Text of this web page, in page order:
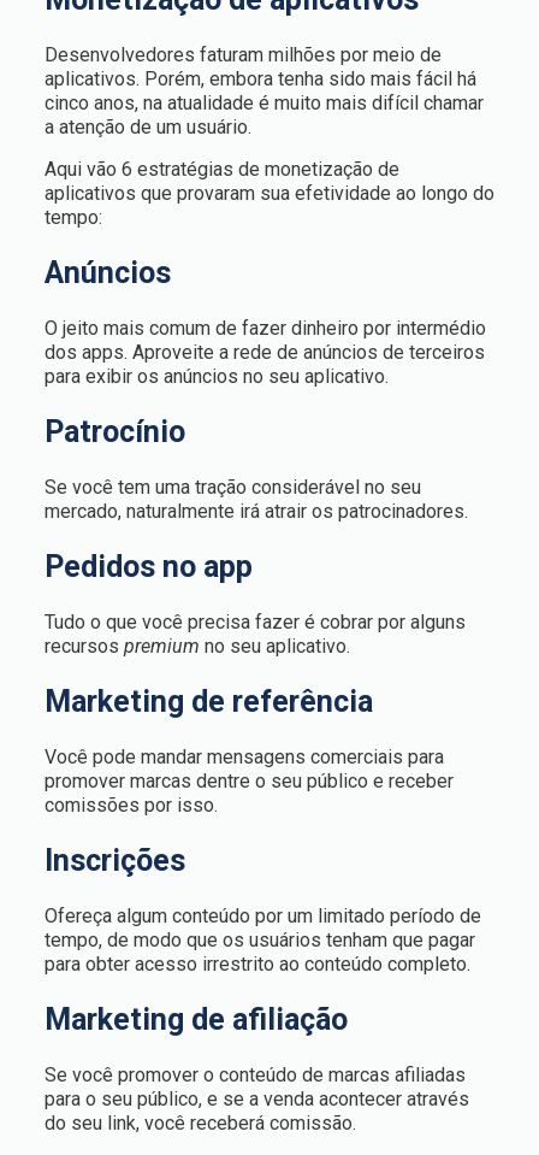
Desenvolvedores faturam milhões por meio de
aplicativos. Porém, embora tenha sido mais fácil há
cinco anos, na atualidade é muito mais difícil chamar
a atenção de um usuário.
Aqui vão 6 estratégias de monetização de
aplicativos que provaram sua efetividade ao longo do
tempo:
Anúncios
O jeito mais comum de fazer dinheiro por intermédio
dos apps. Aproveite a rede de anúncios de terceiros
para exibir os anúncios no seu aplicativo.
Patrocínio
Se você tem uma tração considerável no seu
mercado, naturalmente irá atrair os patrocinadores.
Pedidos no app
Tudo o que você precisa fazer é cobrar por alguns
recursos premium no seu aplicativo.
Marketing de referência
Você pode mandar mensagens comerciais para
promover marcas dentre o seu público e receber
comissões por isso.
Inscrições
Ofereça algum conteúdo por um limitado período de
tempo, de modo que os usuários tenham que pagar
para obter acesso irrestrito ao conteúdo completo.
Marketing de afiliação
Se você promover o conteúdo de marcas afiliadas
para o seu público, e se a venda acontecer através
do seu link, você receberá comissão.